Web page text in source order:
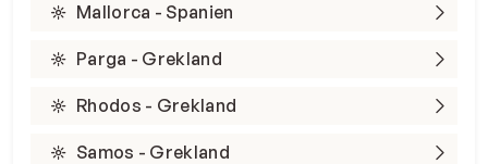
Mallorca - Spanien
Parga - Grekland
Rhodos - Grekland
Samos - Grekland